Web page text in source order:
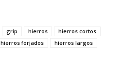
grip hierros
hierros cortos
hierros forjados
hierros largos